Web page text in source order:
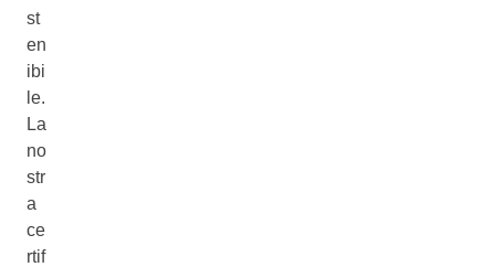
st
en
ibi
le.
La
no
str
a
ce
rtif